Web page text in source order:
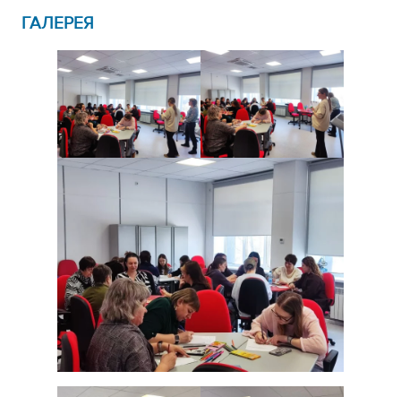
ГАЛЕРЕЯ